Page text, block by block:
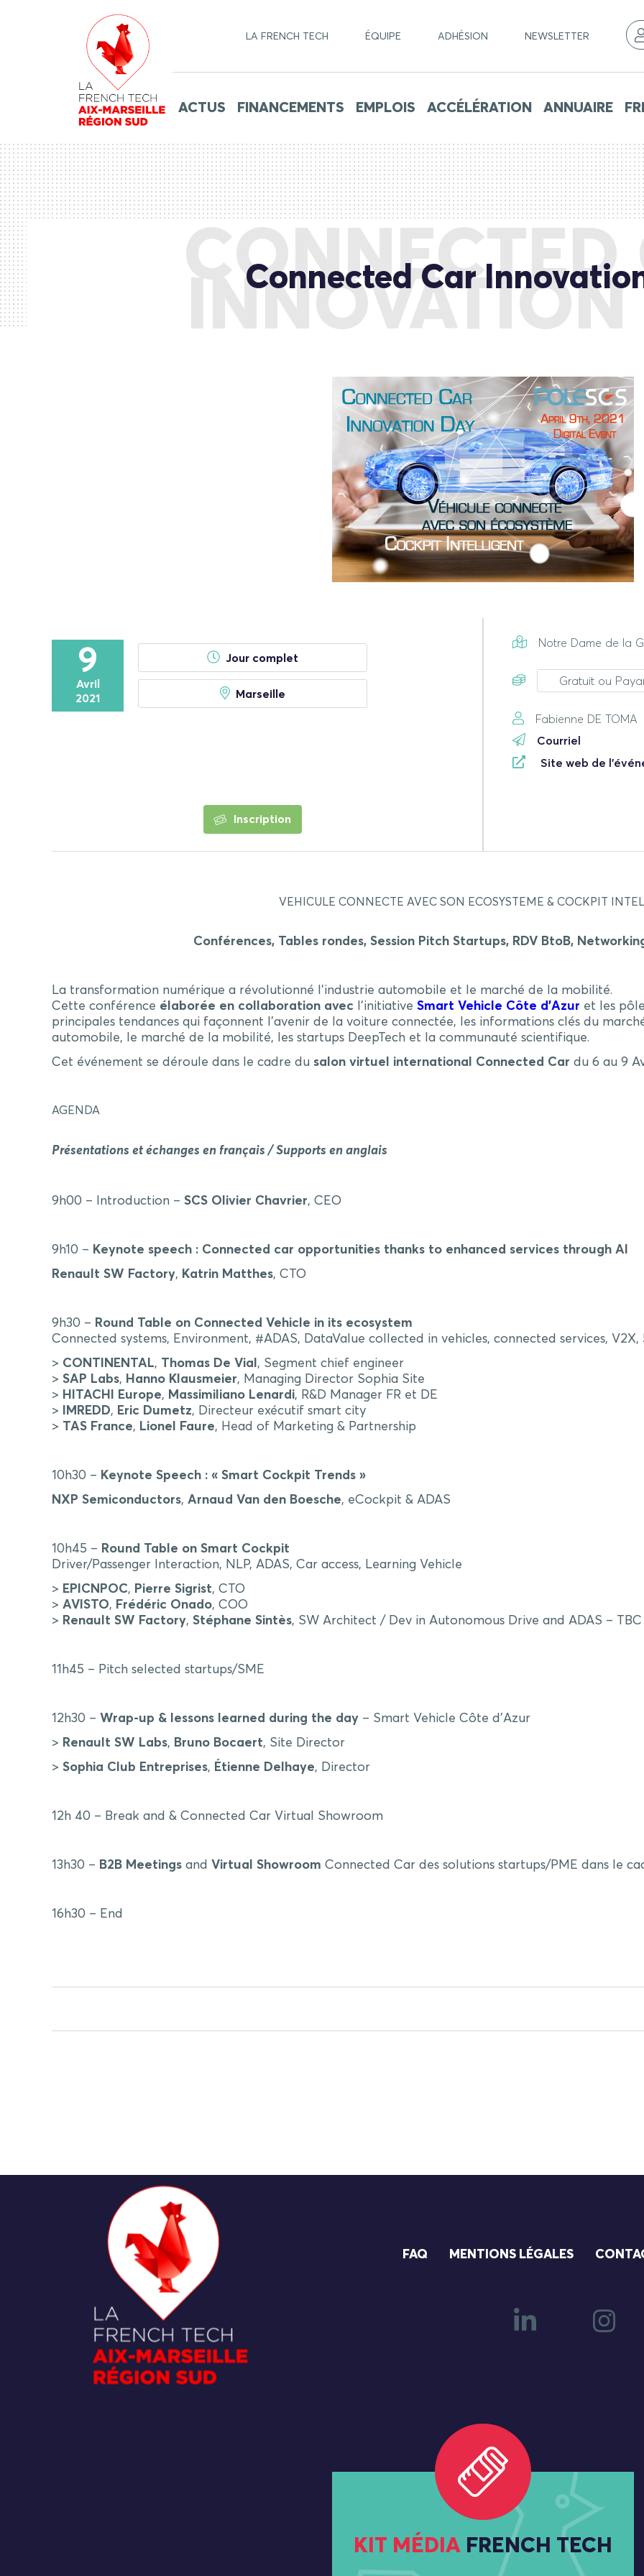
LA FRENCH TECH ÉQUIPE ADHÉSION NEWSLETTER
ACTUS FINANCEMENTS EMPLOIS ACCÉLÉRATION ANNUAIRE
CONNECTED
INNOVATION
Connected Car
9
Avril
2021
Jour complet
Marseille
Inscription
Notre Dame de la
Gratuit ou
Fabienne DE TOMA
Courriel
Site web de
VEHICULE CONNECTE AVEC SON ECOSYSTEME & COCKPIT
Conférences, Tables rondes, Session Pitch Startups, RDV BtoB,
La transformation numérique a révolutionné l’industrie automobile et le marché de la mobilité.
Cette conférence élaborée en collaboration avec l’initiative Smart Vehicle Côte d’Azur et les
principales tendances qui façonnent l’avenir de la voiture connectée, les informations clés du
automobile, le marché de la mobilité, les startups DeepTech et la communauté scientifique.
Cet événement se déroule dans le cadre du salon virtuel international Connected Car du 6 au 9
AGENDA
Présentations et échanges en français / Supports en anglais
9h00 – Introduction – SCS Olivier Chavrier, CEO
9h10 – Keynote speech : Connected car opportunities thanks to enhanced services through AI
Renault SW Factory, Katrin Matthes, CTO
9h30 – Round Table on Connected Vehicle in its ecosystem
Connected systems, Environment, #ADAS, DataValue collected in vehicles, connected services, V2X,
> CONTINENTAL, Thomas De Vial , Segment chief engineer
> SAP Labs, Hanno Klausmeier, Managing Director Sophia Site
> HITACHI Europe, Massimiliano Lenardi, R&D Manager FR et DE
>
IMREDD, Eric Dumetz, Directeur exécutif smart city
> TAS France, Lionel Faure, Head of Marketing & Partnership
10h30 – Keynote Speech : « Smart Cockpit Trends »
NXP Semiconductors, Arnaud Van den Boesche, eCockpit & ADAS
10h45 – Round Table on Smart Cockpit
Driver/Passenger Interaction, NLP, ADAS, Car access, Learning Vehicle
> EPICNPOC, Pierre Sigrist, CTO
> AVISTO, Frédéric Onado, COO
> Renault SW Factory, Stéphane Sintès, SW Architect / Dev in Autonomous Drive and ADAS – TBC
11h45 – Pitch selected startups/SME
12h30 – Wrap-up & lessons learned during the day – Smart Vehicle Côte d’Azur
> Renault SW Labs, Bruno Bocaert, Site Director
> Sophia Club Entreprises, Étienne Delhaye, Director
12h 40 – Break and & Connected Car Virtual Showroom
13h30 – B2B Meetings and Virtual Showroom Connected Car des solutions startups/PME dans le
16h30 – End
FAQ MENTIONS LÉGALES
KIT MÉDIA FRENCH TECH